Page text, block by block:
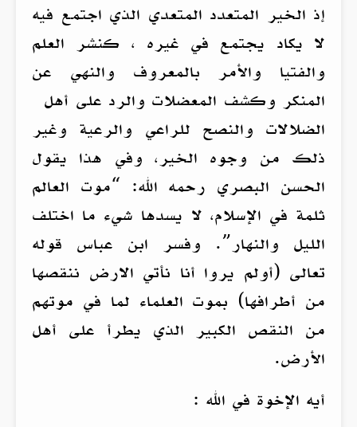
إذ الخير المتعدد المتعدي الذي اجتمع فيه
لا يكاد يجتمع في غيره ، كنشر العلم
والفتيا والأمر بالمعروف والنهي عن
المنكر وكشف المعضلات والرد على أهل
الضلالات والنصح للراعي والرعية وغير
ذلك من وجوه الخير، وفي هذا يقول
الحسن البصري رحمه الله: “موت العالم
ثلمة في الإسلام، لا يسدها شيء ما اختلف
الليل والنهار”. وفسر ابن عباس قوله
تعالى (أولم يروا أنا نأتي الارض ننقصها
من أطرافها) بموت العلماء لما في موتهم
من النقص الكبير الذي يطرأ على أهل
الأرض.
أيه الإخوة في الله :